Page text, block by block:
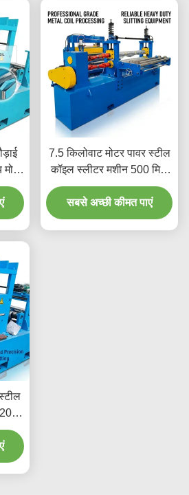
7.5 किलोवाट मोटर पावर स्टील
कॉइल स्लीटर मशीन 500 मिमी
न्यूनतम कॉइल चौड़ाई और
पीएलसी नियंत्रण प्रणाली के
साथ
सबसे अच्छी कीमत पाएं
के